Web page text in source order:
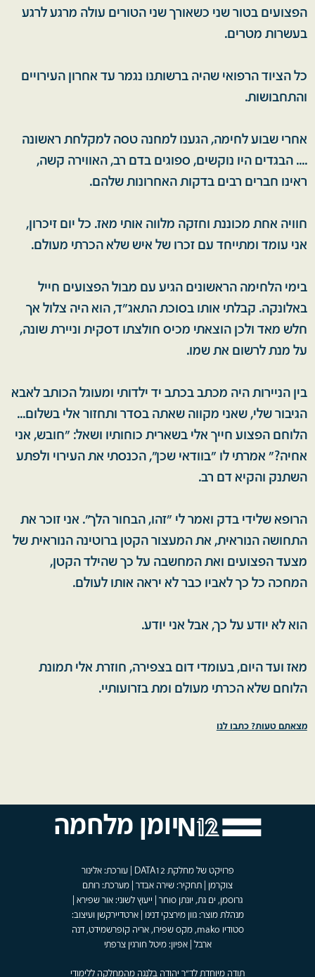
הפצועים בטור שני כשאורך שני הטורים עולה מרגע לרגע
בעשרות מטרים.
כל הציוד הרפואי שהיה ברשותנו נגמר עד אחרון העירויים
והתחבושות.
אחרי שבוע לחימה, הגענו למחנה טסה למקלחת ראשונה
.... הבגדים היו נוקשים, ספוגים בדם רב, האווירה קשה,
ראינו חברים רבים בדקות האחרונות שלהם.
חוויה אחת מכוננת וחזקה מלווה אותי מאז. כל יום זיכרון,
אני עומד ומתייחד עם זכרו של איש שלא הכרתי מעולם.
בימי הלחימה הראשונים הגיע עם מבול הפצועים חייל
באלונקה. קבלתי אותו בסוכת התאג"ד, הוא היה צלול אך
חלש מאד ולכן הוצאתי מכיס חולצתו דסקית וניירת שונה,
על מנת לרשום את שמו.
בין הניירות היה מכתב בכתב יד ילדותי ומעוגל הכותב לאבא
הגיבור שלי, שאני מקווה שאתה בסדר ותחזור אלי בשלום...
הלוחם הפצוע חייך אלי בשארית כוחותיו ושאל: "חובש, אני
אחיה?" אמרתי לו "בוודאי שכן", הכנסתי את העירוי ולפתע
השתנק והקיא דם רב.
הרופא שלידי בדק ואמר לי "זהו, הבחור הלך". אני זוכר את
התחושה הנוראית, את המעצור הקטן ברוטינה הנוראית של
מצעד הפצועים ואת המחשבה על כך שהילד הקטן,
המחכה כל כך לאביו כבר לא יראה אותו לעולם.
הוא לא יודע על כך, אבל אני יודע.
מאז ועד היום, בעומדי דום בצפירה, חוזרת אלי תמונת
הלוחם שלא הכרתי מעולם ומת בזרועותיי.
מצאתם טעות? כתבו לנו
יומן מלחמה
פרויקט של מחלקת DATA12 | עורכת: אלינור
צוקרמן | תחקיר: שירה אבדר | מערכת: רותם
גרוסמן, ים גת, יונתן סוחר | ייעוץ לשוני: אור שפירא |
מנהלת מוצר: גוון מירצקי דנינו | ארטדיירקשן ועיצוב:
סטודיו mako, מקס שפירו, אריה קופרשמידט, דנה
ארבל | אפיון: מיטל חורגין צרפתי
תודה מיוחדת לד"ר יהודה בלנגה מהמחלקה ללימודי